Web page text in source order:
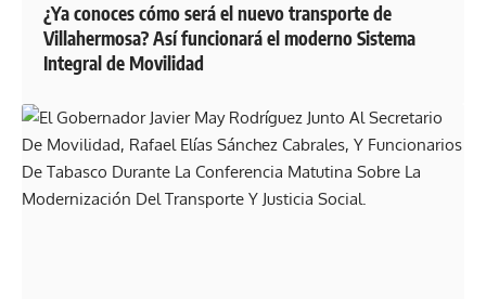
¿Ya conoces cómo será el nuevo transporte de
Villahermosa? Así funcionará el moderno Sistema
Integral de Movilidad